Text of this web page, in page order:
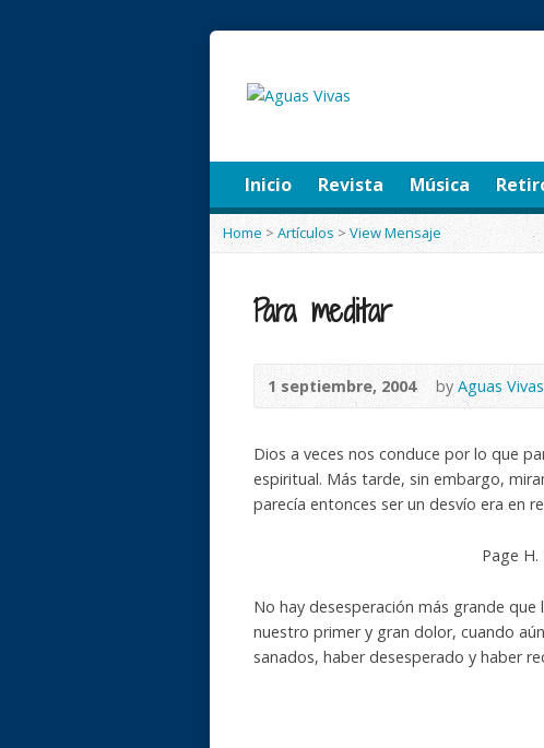
Inicio Revista Música
Home > Artículos>View Mensaje
Para meditar
1 septiembre, 2004 byAguas Vivas
Dios a veces nos conduce por lo que
espiritual. Más tarde, sin embargo,
parecía entonces ser un desvío era en
Page H.
No hay desesperación más grande
nuestro primer y gran dolor, cuando
sanados, haber desesperado y haber